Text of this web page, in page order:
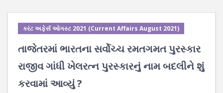
કરંટ અફેર્સ ઓગસ્ટ 2021 (Current Affairs August 2021)
તાજેતરમાં ભારતના સર્વોચ્ચ રમતગમત પુરસ્કાર
રાજીવ ગાંધી ખેલરત્ન પુરસ્કારનું નામ બદલીને શું
કરવામાં આવ્યું ?